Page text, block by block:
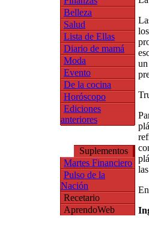
Belleza
Salud
Lista de Ellas
Diario de mamá
Moda
Evento
De la cocina
Horóscopo
Ediciones
anteriores
Suplementos
Martes Financiero
Pulso de la
Nación
Recetario
AprendoWeb